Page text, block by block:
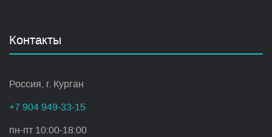
Контакты
Россия, г. Курган
+7 904 949-33-15
пн-пт 10:00-18:00